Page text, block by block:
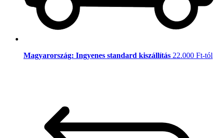
Magyarország: Ingyenes standard kiszállítás 22.000 Ft-tól